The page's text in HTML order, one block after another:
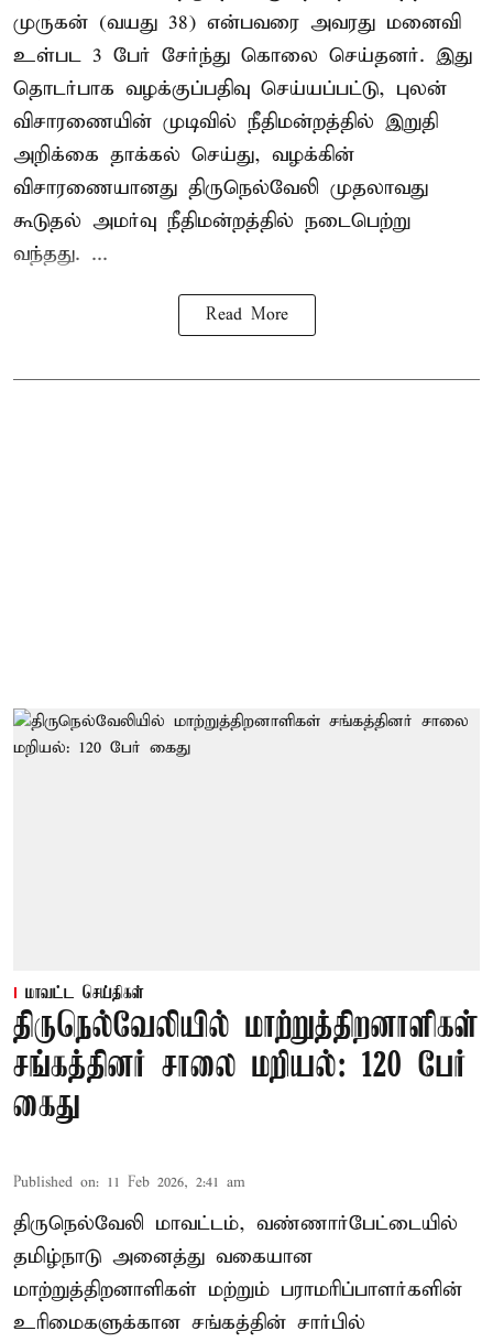
முருகன் (வயது 38) என்பவரை அவரது மனைவி
உள்பட 3 பேர் சேர்ந்து கொலை செய்தனர். இது
தொடர்பாக வழக்குப்பதிவு செய்யப்பட்டு, புலன்
விசாரணையின் முடிவில் நீதிமன்றத்தில் இறுதி
அறிக்கை தாக்கல் செய்து, வழக்கின்
விசாரணையானது திருநெல்வேலி முதலாவது
கூடுதல் அமர்வு நீதிமன்றத்தில் நடைபெற்று
வந்தது. ...
Read More
மாவட்ட செய்திகள்
திருநெல்வேலியில் மாற்றுத்திறனாளிகள்
சங்கத்தினர் சாலை மறியல்: 120 பேர்
கைது
Published on: 11 Feb 2026, 2:41 am
திருநெல்வேலி மாவட்டம், வண்ணார்பேட்டையில்
தமிழ்நாடு அனைத்து வகையான
மாற்றுத்திறனாளிகள் மற்றும் பராமரிப்பாளர்களின்
உரிமைகளுக்கான சங்கத்தின் சார்பில்